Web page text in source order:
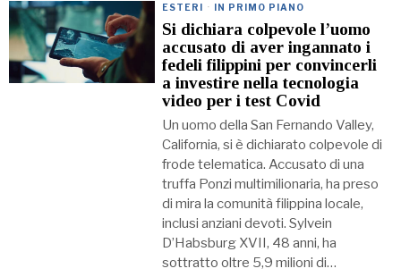
ESTERI · IN PRIMO PIANO
Si dichiara colpevole l’uomo
accusato di aver ingannato i
fedeli filippini per convincerli
a investire nella tecnologia
video per i test Covid
Un uomo della San Fernando Valley,
California, si è dichiarato colpevole di
frode telematica. Accusato di una
truffa Ponzi multimilionaria, ha preso
di mira la comunità filippina locale,
inclusi anziani devoti. Sylvein
D’Habsburg XVII, 48 anni, ha
sottratto oltre 5,9 milioni di…